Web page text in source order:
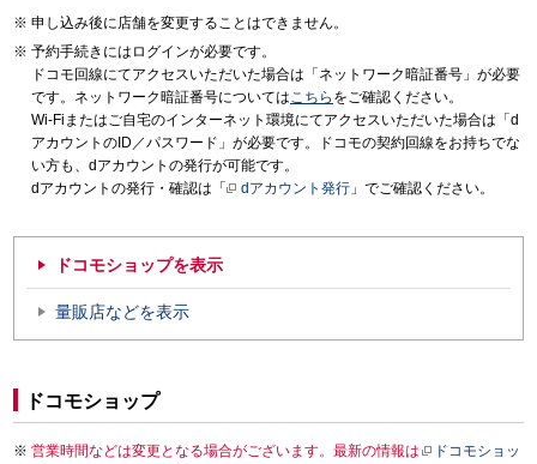
申し込み後に店舗を変更することはできません。
予約手続きにはログインが必要です。
ドコモ回線にてアクセスいただいた場合は「ネットワーク暗証番号」が必要
です。ネットワーク暗証番号についてはこちら をご確認ください。
Wi-Fiまたはご自宅のインターネット環境にてアクセスいただいた場合は「d
アカウントのID／パスワード」が必要です。ドコモの契約回線をお持ちでな
い方も、dアカウントの発行が可能です。
dアカウントの発行・確認は「
dアカウント発行 」でご確認ください。
ドコモショップを表示
量販店などを表示
ドコモショップ
営業時間などは変更となる場合がございます。最新の情報は
ドコモショッ